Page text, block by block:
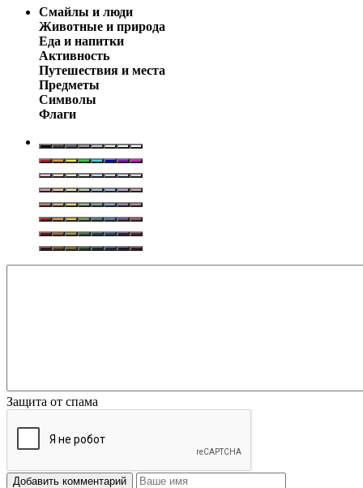
Смайлы и люди
Животные и природа
Еда и напитки
Активность
Путешествия и места
Предметы
Символы
Флаги
Защита от спама
Добавить комментарий